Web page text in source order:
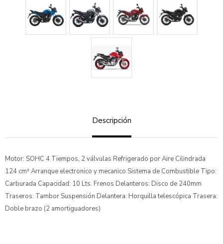
Descripción
Motor: SOHC 4 Tiempos, 2 válvulas Refrigerado por Aire Cilindrada
124 cm³ Arranque electronico y mecanico Sistema de Combustible Tipo:
Carburada Capacidad: 10 Lts. Frenos Delanteros: Disco de 240mm
Traseros: Tambor Suspensión Delantera: Horquilla telescópica Trasera:
Doble brazo (2 amortiguadores)